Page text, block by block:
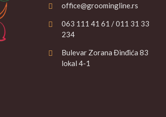
office@groomingline.rs
063 111 41 61 / 011 31 33
234
Bulevar Zorana Đinđića 83
lokal 4-1